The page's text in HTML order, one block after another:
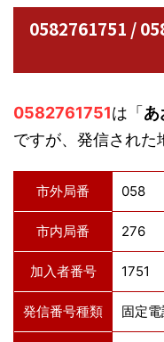
0582761751 /
0582761751は「 あ
ですが、発信された
市外局番 058
市内局番 276
加入者番号 1751
発信番号種類 固定